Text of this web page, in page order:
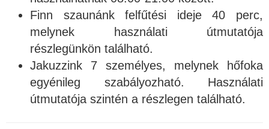
Finn szaunánk felfűtési ideje 40 perc,
melynek használati útmutatója
részlegünkön található.
Jakuzzink 7 személyes, melynek hőfoka
egyénileg szabályozható. Használati
útmutatója szintén a részlegen található.